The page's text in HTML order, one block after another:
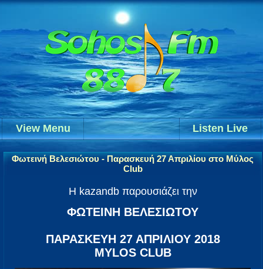
Listen Live
View Menu
Φωτεινή Βελεσιώτου - Παρασκευή 27 Απριλίου στο Μύλος
Club
Η kazandb παρουσιάζει την
ΦΩΤΕΙΝΗ ΒΕΛΕΣΙΩΤΟΥ
ΠΑΡΑΣΚΕΥΗ 27 ΑΠΡΙΛΙΟΥ 2018
MYLOS CLUB